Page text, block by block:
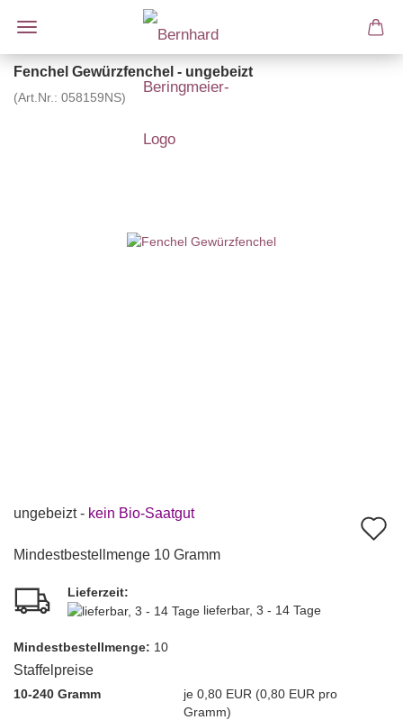
Fenchel Gewürzfenchel - ungebeizt
(Art.Nr.: 058159NS)
ungebeizt - kein Bio-Saatgut
Mindestbestellmenge 10 Gramm
Lieferzeit:
lieferbar, 3 - 14 Tage
Mindest­bestellmenge: 10
Staffelpreise
10-240 Gramm
je 0,80 EUR (0,80 EUR pro
Gramm)